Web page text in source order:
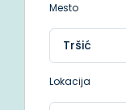
Mesto
Lokacija